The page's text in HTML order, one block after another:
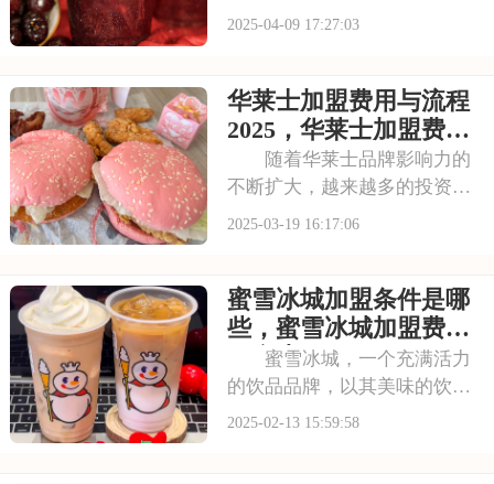
了众多投资者的目光。如果您
要。以下内容将为您一一揭
晓，帮助您更好地规划创业之
路。请看下面是有关于2
2025-04-09 17:27:03
华莱士加盟费用与流程
2025，华莱士加盟费总
共需要几万
随着华莱士品牌影响力的
不断扩大，越来越多的投资者
将目光投向了这个充满潜力的
条件。本文将为您详细解析，
助您顺利开启创业之旅。请看
下面是有关于华莱士
2025-03-19 16:17:06
蜜雪冰城加盟条件是哪
些，蜜雪冰城加盟费用
要多少
蜜雪冰城，一个充满活力
的饮品品牌，以其美味的饮品
和温馨的店铺氛围赢得了消费
2025-02-13 15:59:58